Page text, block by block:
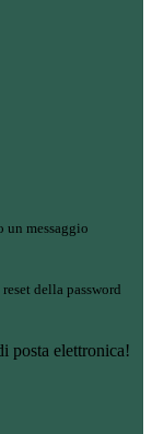
un messaggio
della password
posta elettronica!